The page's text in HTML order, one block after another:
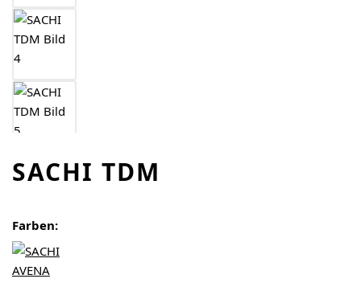
SACHI TDM
Farben: